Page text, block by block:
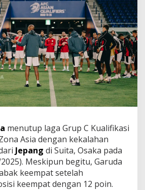
menutup laga Grup C Kualifikasi
Asia dengan kekalahan
Jepang di Suita, Osaka pada
Meskipun begitu, Garuda
keempat setelah
keempat dengan 12 poin.